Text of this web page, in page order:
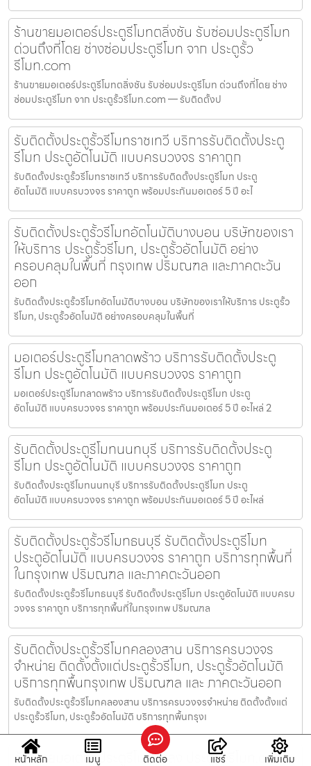
ร้านขายมอเตอร์ประตูรีโมทตลิ่งชัน รับซ่อมประตูรีโมท
ด่วนถึงที่โดย ช่างซ่อมประตูรีโมท จาก ประตูรั้ว
รีโมท.com
ร้านขายมอเตอร์ประตูรีโมทตลิ่งชัน รับซ่อมประตูรีโมท ด่วนถึงที่โดย ช่าง
ซ่อมประตูรีโมท จาก ประตูรั้วรีโมท.com — รับติดตั้งป
รับติดตั้งประตูรั้วรีโมทราชเทวี บริการรับติดตั้งประตู
รีโมท ประตูอัตโนมัติ แบบครบวงจร ราคาถูก
รับติดตั้งประตูรั้วรีโมทราชเทวี บริการรับติดตั้งประตูรีโมท ประตู
อัตโนมัติ แบบครบวงจร ราคาถูก พร้อมประกันมอเตอร์ 5 ปี อะไ
รับติดตั้งประตูรั้วรีโมทอัตโนมัติบางบอน บริษัทของเรา
ให้บริการ ประตูรั้วรีโมท, ประตูรั้วอัตโนมัติ อย่าง
ครอบคลุมในพื้นที่ กรุงเทพ ปริมณฑล และภาคตะวัน
ออก
รับติดตั้งประตูรั้วรีโมทอัตโนมัติบางบอน บริษัทของเราให้บริการ ประตูรั้ว
รีโมท, ประตูรั้วอัตโนมัติ อย่างครอบคลุมในพื้นที่
มอเตอร์ประตูรีโมทลาดพร้าว บริการรับติดตั้งประตู
รีโมท ประตูอัตโนมัติ แบบครบวงจร ราคาถูก
มอเตอร์ประตูรีโมทลาดพร้าว บริการรับติดตั้งประตูรีโมท ประตู
อัตโนมัติ แบบครบวงจร ราคาถูก พร้อมประกันมอเตอร์ 5 ปี อะไหล่ 2
รับติดตั้งประตูรีโมทนนทบุรี บริการรับติดตั้งประตู
รีโมท ประตูอัตโนมัติ แบบครบวงจร ราคาถูก
รับติดตั้งประตูรีโมทนนทบุรี บริการรับติดตั้งประตูรีโมท ประตู
อัตโนมัติ แบบครบวงจร ราคาถูก พร้อมประกันมอเตอร์ 5 ปี อะไหล่
รับติดตั้งประตูรั้วรีโมทธนบุรี รับติดตั้งประตูรีโมท
ประตูอัตโนมัติ แบบครบวงจร ราคาถูก บริการทุกพื้นที่
ในกรุงเทพ ปริมณฑล และภาคตะวันออก
รับติดตั้งประตูรั้วรีโมทธนบุรี รับติดตั้งประตูรีโมท ประตูอัตโนมัติ แบบครบ
วงจร ราคาถูก บริการทุกพื้นที่ในกรุงเทพ ปริมณฑล
รับติดตั้งประตูรั้วรีโมทคลองสาน บริการครบวงจร
จำหน่าย ติดตั้งตั้งแต่ประตูรั้วรีโมท, ประตูรั้วอัตโนมัติ
บริการทุกพื้นกรุงเทพ ปริมณฑล และ ภาคตะวันออก
รับติดตั้งประตูรั้วรีโมทคลองสาน บริการครบวงจรจำหน่าย ติดตั้งตั้งแต่
ประตูรั้วรีโมท, ประตูรั้วอัตโนมัติ บริการทุกพื้นกรุงเ
ร้านขายมอเตอร์ประตูรีโมทแกลง ประตูรั้วรีโมท.com
หน้าหลัก เมนู ติดต่อ แชร์ เพิ่มเติม